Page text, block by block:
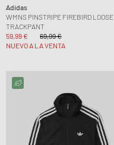
Adidas
WMNS PINSTRIPE FIREBIRD LOOSE
TRACKPANT
59,99 €
69,99 €
NUEVO A LA VENTA